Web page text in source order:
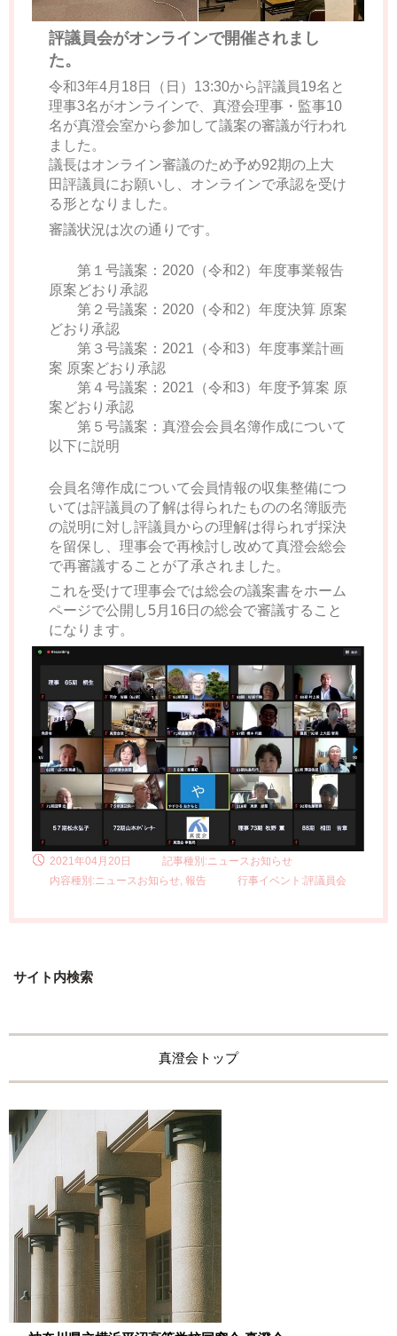
評議員会がオンラインで開催されまし
た。
令和3年4月18日（日）13:30から評議員19名と
理事3名がオンラインで、真澄会理事・監事10
名が真澄会室から参加して議案の審議が行われ
ました。
議長はオンライン審議のため予め92期の上大
田評議員にお願いし、オンラインで承認を受け
る形となりました。
審議状況は次の通りです。
第１号議案：2020（令和2）年度事業報告
原案どおり承認
第２号議案：2020（令和2）年度決算 原案
どおり承認
第３号議案：2021（令和3）年度事業計画
案 原案どおり承認
第４号議案：2021（令和3）年度予算案 原
案どおり承認
第５号議案：真澄会会員名簿作成について
以下に説明
会員名簿作成について会員情報の収集整備につ
いては評議員の了解は得られたものの名簿販売
の説明に対し評議員からの理解は得られず採決
を留保し、理事会で再検討し改めて真澄会総会
で再審議することが了承されました。
これを受けて理事会では総会の議案書をホーム
ページで公開し5月16日の総会で審議すること
になります。
2021年04月20日
記事種別:ニュースお知らせ
内容種別:ニュースお知らせ, 報告
行事イベント:評議員会
サイト内検索
真澄会トップ